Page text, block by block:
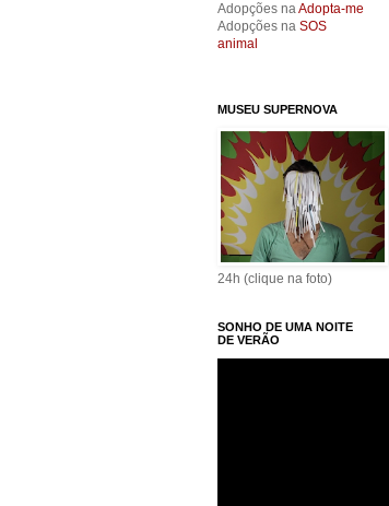
Adopções naAdopta-me
Adopções na SOS
animal
MUSEU SUPERNOVA
24h (clique na foto)
SONHO DE UMA NOITE
DE VERÃO